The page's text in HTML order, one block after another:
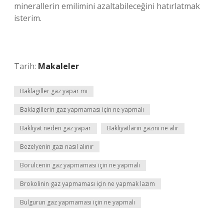
minerallerin emilimini azaltabileceğini hatırlatmak
isterim.
Tarih: Makaleler
Baklagiller gaz yapar mı
Baklagillerin gaz yapmaması için ne yapmalı
Bakliyat neden gaz yapar Bakliyatların gazını ne alır
Bezelyenin gazı nasıl alınır
Borulcenin gaz yapmaması için ne yapmalı
Brokolinin gaz yapmaması için ne yapmak lazım
Bulgurun gaz yapmaması için ne yapmalı